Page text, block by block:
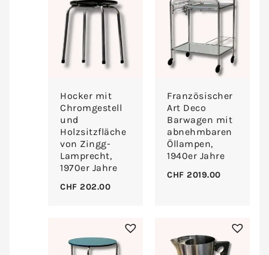
Hocker mit
Chromgestell
und
Holzsitzfläche
von Zingg-
Lamprecht,
1970er Jahre
CHF 202.00
Französischer
Art Deco
Barwagen mit
abnehmbaren
Öllampen,
1940er Jahre
CHF 2019.00